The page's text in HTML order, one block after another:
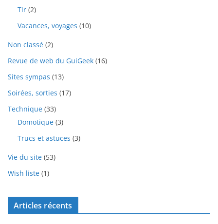
Tir (2)
Vacances, voyages (10)
Non classé (2)
Revue de web du GuiGeek (16)
Sites sympas (13)
Soirées, sorties (17)
Technique (33)
Domotique (3)
Trucs et astuces (3)
Vie du site (53)
Wish liste (1)
Articles récents